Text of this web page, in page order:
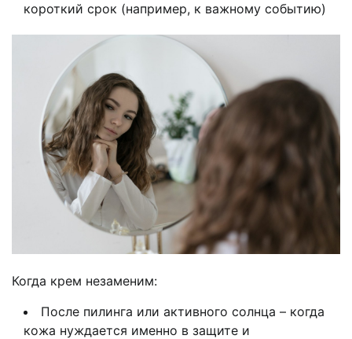
короткий срок (например, к важному событию)
Когда крем незаменим:
После пилинга или активного солнца – когда
кожа нуждается именно в защите и